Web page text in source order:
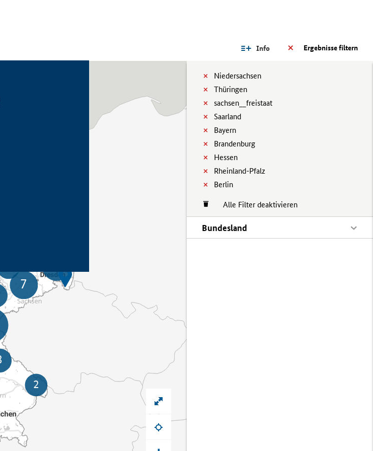
Ergebnisse filtern
Info
Niedersachsen
Thüringen
sachsen__freistaat
Saarland
Bayern
Brandenburg
Hessen
Rheinland-Pfalz
Berlin
Alle Filter deaktivieren
Bundesland